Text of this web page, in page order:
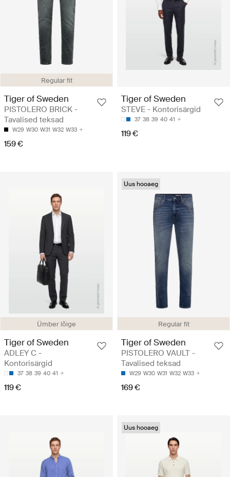
Regular fit
Tiger of Sweden
PISTOLERO BRICK -
Tavalised teksad
W29 W30 W31 W32 W33
159 €
Tiger of Sweden
STEVE - Kontorisärgid
37 38 39 40 41
119 €
Ümber lõige
Tiger of Sweden
ADLEY C -
Kontorisärgid
37 38 39 40 41
119 €
Regular fit
Uus hooaeg
Tiger of Sweden
PISTOLERO VAULT -
Tavalised teksad
W29 W30 W31 W32 W33
169 €
Uus hooaeg